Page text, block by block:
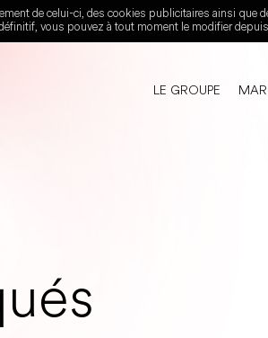
LE GROUPE
de celui-ci, des cookies publicitaires ainsi que
vous pouvez à tout moment le modifier